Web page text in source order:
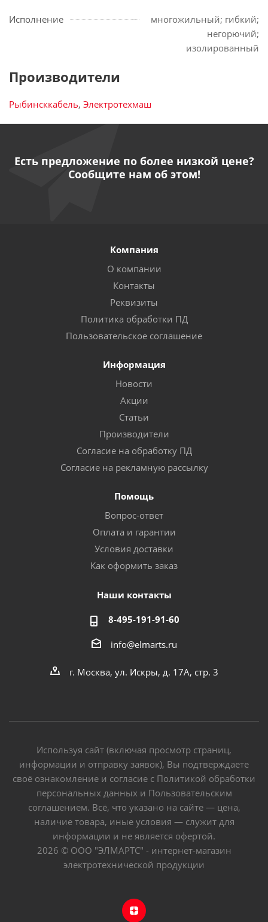
Исполнение
многожильный; гибкий;
негорючий;
изолированный
Производители
Рыбинсккабель, Электротехмаш
Есть предложение по более низкой цене?
Сообщите нам об этом!
Компания
О компании
Контакты
Реквизиты
Политика обработки ПД
Пользовательское соглашение
Информация
Новости
Акции
Статьи
Производители
Согласие на обработку ПД
Согласие на рекламную рассылку
Помощь
Вопрос-ответ
Оплата и гарантии
Условия доставки
Как оформить заказ
Наши контакты
8-495-191-91-60
info@elmarts.ru
г. Москва, ул. Искры, д. 17А, стр. 3
Используя сайт (включая просмотр страниц,
информации и отправку заявок), Вы подтверждаете
своё ознакомление и согласие с Политикой обработки
персональных данных и Пользовательским
соглашением. Всё, что указано на сайте — цена,
наличие товара, иные условия — служит для
информации и не является офертой.
2026 © ООО "ЭЛМАРТС" - интернет-магазин
электротехнической продукции